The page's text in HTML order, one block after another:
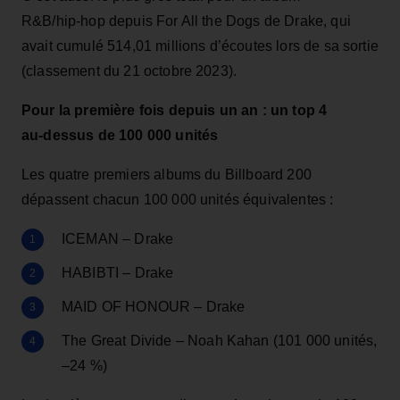
R&B/hip‑hop depuis For All the Dogs de Drake, qui
avait cumulé 514,01 millions d’écoutes lors de sa sortie
(classement du 21 octobre 2023).
Pour la première fois depuis un an : un top 4
au‑dessus de 100 000 unités
Les quatre premiers albums du Billboard 200
dépassent chacun 100 000 unités équivalentes :
ICEMAN – Drake
HABIBTI – Drake
MAID OF HONOUR – Drake
The Great Divide – Noah Kahan (101 000 unités,
–24 %)